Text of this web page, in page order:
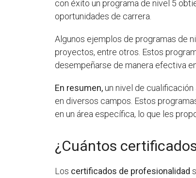
con éxito un programa de nivel 5
oportunidades de carrera.
Algunos ejemplos de programas de
proyectos, entre otros. Estos
desempeñarse de manera efectiva
En resumen,un nivel de
en diversos campos. Estos
en un área específica, lo que les
¿Cuántos
Los certificados de profesionalidad